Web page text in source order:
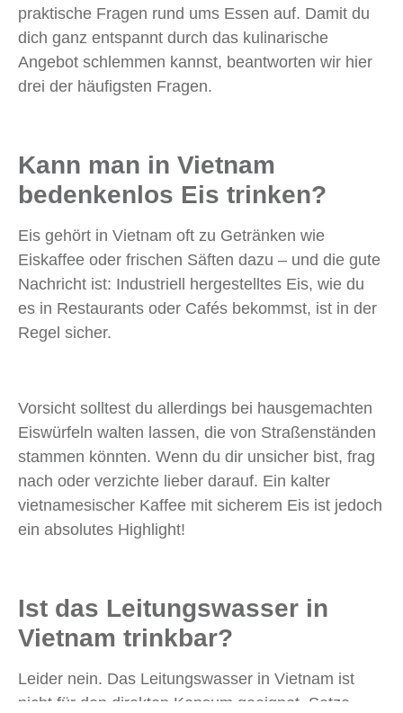
praktische Fragen rund ums Essen auf. Damit du
dich ganz entspannt durch das kulinarische
Angebot schlemmen kannst, beantworten wir hier
drei der häufigsten Fragen.
Kann man in Vietnam
bedenkenlos Eis trinken?
Eis gehört in Vietnam oft zu Getränken wie
Eiskaffee oder frischen Säften dazu – und die gute
Nachricht ist: Industriell hergestelltes Eis, wie du
es in Restaurants oder Cafés bekommst, ist in der
Regel sicher.
Vorsicht solltest du allerdings bei hausgemachten
Eiswürfeln walten lassen, die von Straßenständen
stammen könnten. Wenn du dir unsicher bist, frag
nach oder verzichte lieber darauf. Ein kalter
vietnamesischer Kaffee mit sicherem Eis ist jedoch
ein absolutes Highlight!
Ist das Leitungswasser in
Vietnam trinkbar?
Leider nein. Das Leitungswasser in Vietnam ist
nicht für den direkten Konsum geeignet. Setze